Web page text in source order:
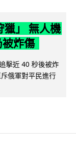
獵」 無人機
炸傷
擊近 40 秒後被炸
俄軍對平民進行